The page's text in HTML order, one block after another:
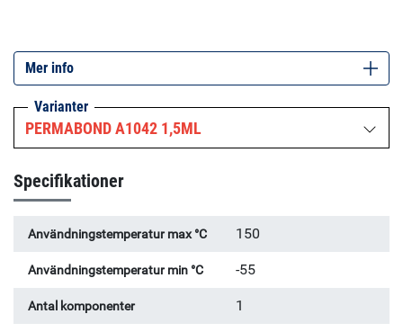
låsanordningar. Den väl beprövade kemiska resistansen
hos Permabond A1042 minskar korrosionseffekter och gör
den lämplig för tätning av små hydrauliska och
pneumatiska beslag. Specifikationer: Viskositet (25°C): 2
rpm: 8,000 mPa.s, 20 rpm: 1,700 mPa.s Maximal
Mer info
Varianter
PERMABOND A1042 1,5ML
Specifikationer
Användningstemperatur max °C 150
Användningstemperatur min °C -55
Antal komponenter 1